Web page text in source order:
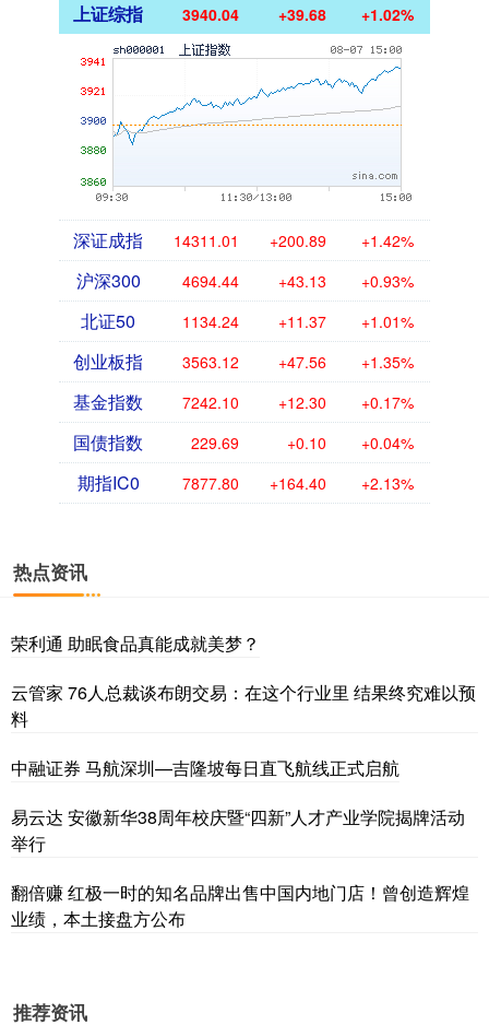
上证综指 3940.04 +39.68 +1.02%
深证成指 14311.01 +200.89 +1.42%
沪深300 4694.44 +43.13 +0.93%
北证50 1134.24 +11.37 +1.01%
创业板指 3563.12 +47.56 +1.35%
基金指数 7242.10 +12.30 +0.17%
国债指数 229.69 +0.10 +0.04%
期指IC0 7877.80 +164.40 +2.13%
热点资讯
荣利通 助眠食品真能成就美梦？
云管家 76人总裁谈布朗交易：在这个行业里 结果终究难以预
料
中融证券 马航深圳—吉隆坡每日直飞航线正式启航
易云达 安徽新华38周年校庆暨“四新”人才产业学院揭牌活动
举行
翻倍赚 红极一时的知名品牌出售中国内地门店！曾创造辉煌
业绩，本土接盘方公布
推荐资讯